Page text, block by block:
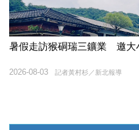
暑假走訪猴硐瑞三鑛業 邀大
記者黃村杉／新北報導
2026-08-03